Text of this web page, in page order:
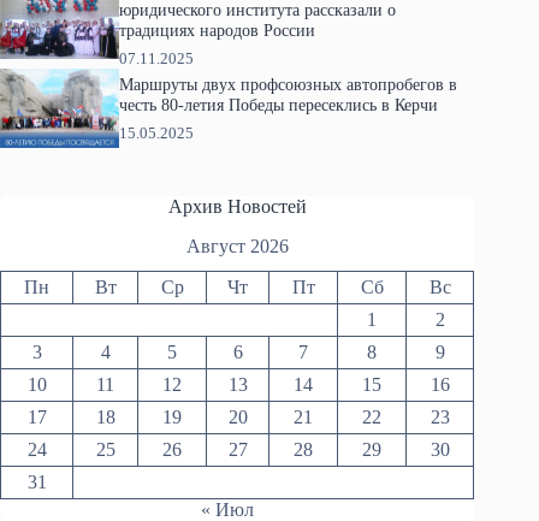
юридического института рассказали о
традициях народов России
07.11.2025
Маршруты двух профсоюзных автопробегов в
честь 80-летия Победы пересеклись в Керчи
15.05.2025
Архив Новостей
Август 2026
Пн Вт Ср Чт Пт Сб
Вс
1
2
3
4 5 6 7 8
9
10
11 12 13 14 15
16
17
18 19 20 21 22
23
24
25 26 27 28 29
30
31
« Июл